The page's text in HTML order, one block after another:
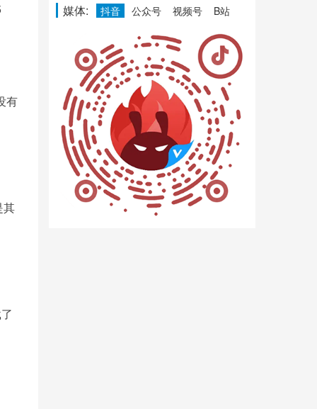
有
其
媒体: 抖音 公众号 视频号 B站